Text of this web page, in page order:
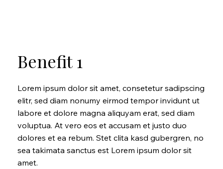
Lorem ipsum dolor sit amet, consetetur sadipscing
elitr, sed diam nonumy eirmod tempor invidunt ut
labore et dolore magna aliquyam erat, sed diam
voluptua. At vero eos et accusam et justo duo
dolores et ea rebum. Stet clita kasd gubergren, no
sea takimata sanctus est Lorem ipsum dolor sit
amet.
Benefit 1